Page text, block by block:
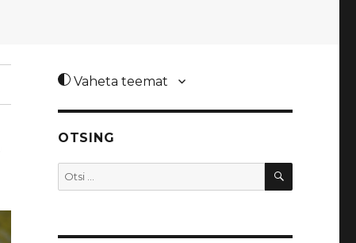
Vaheta teemat
OTSING
Otsi: OTSI